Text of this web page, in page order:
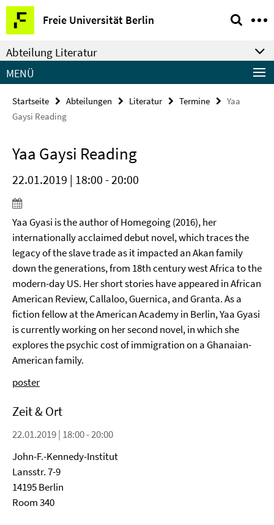
Springe
direkt
zu
Inhalt
Freie Universität Berlin
Service-
Navigation
Abteilung Literatur
MENÜ
Startseite Abteilungen Literatur Termine
Yaa
Gaysi Reading
Yaa Gaysi Reading
22.01.2019 | 18:00 - 20:00
Yaa Gyasi is the author of Homegoing (2016), her
internationally acclaimed debut novel, which traces the
legacy of the slave trade as it impacted an Akan family
down the generations, from 18th century west Africa to the
modern-day US. Her short stories have appeared in African
American Review, Callaloo, Guernica, and Granta. As a
fiction fellow at the American Academy in Berlin, Yaa Gyasi
is currently working on her second novel, in which she
explores the psychic cost of immigration on a Ghanaian-
American family.
poster
Zeit & Ort
22.01.2019 | 18:00 - 20:00
John-F.-Kennedy-Institut
Lansstr. 7-9
14195 Berlin
Room 340